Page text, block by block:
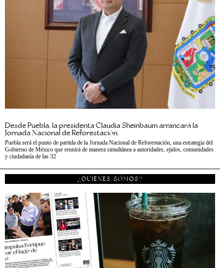
Desde Puebla, la presidenta Claudia Sheinbaum arrancará la
Jornada Nacional de Reforestación.
Puebla será el punto de partida de la Jornada Nacional de Reforestación, una estrategia del
Gobierno de México que reunirá de manera simultánea a autoridades, ejidos, comunidades
y ciudadanía de las 32
¿QUIÉNES SÓMOS?